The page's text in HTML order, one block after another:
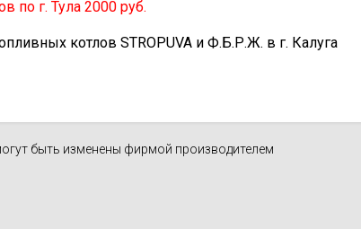
по г. Тула 2000 руб.
котлов STROPUVA и Ф.Б.Р.Ж. в г. Калуга
быть изменены фирмой производителем